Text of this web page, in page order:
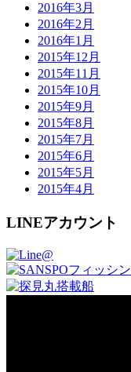
2016年3月
2016年2月
2016年1月
2015年12月
2015年11月
2015年10月
2015年9月
2015年8月
2015年7月
2015年6月
2015年5月
2015年4月
LINEアカウント